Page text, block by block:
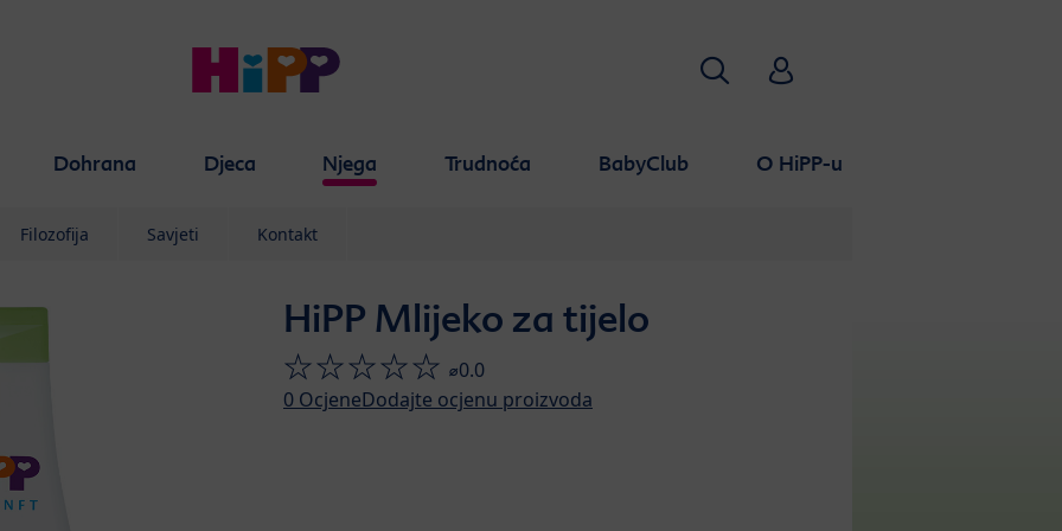
Dohrana Djeca Njega Trudnoća BabyClub O HiPP-u
Traži HiPP Babyclub
Filozofija Savjeti Kontakt
HiPP Mlijeko za tijelo
⌀0.0
0 OcjeneDodajte ocjenu proizvoda